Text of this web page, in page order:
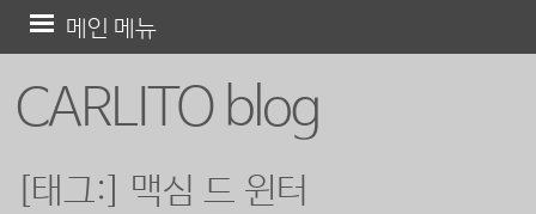
CARLITO blog
메인 메뉴
텐
[태그:] 맥심 드 윈터